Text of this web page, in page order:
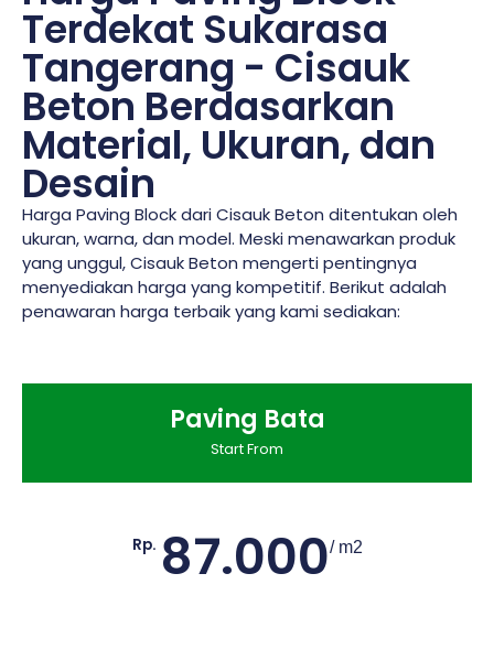
Terdekat Sukarasa
Tangerang - Cisauk
Beton Berdasarkan
Material, Ukuran, dan
Desain
Harga Paving Block dari Cisauk Beton ditentukan oleh
ukuran, warna, dan model. Meski menawarkan produk
yang unggul, Cisauk Beton mengerti pentingnya
menyediakan harga yang kompetitif. Berikut adalah
penawaran harga terbaik yang kami sediakan:
Paving Bata
Start From
Rp. 87.000/ m2